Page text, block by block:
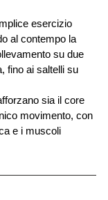
esercizio
al contempo la
su due
fino ai saltelli su
sia il core
movimento, con
e i muscoli